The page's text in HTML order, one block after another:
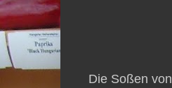
Die Soßen von